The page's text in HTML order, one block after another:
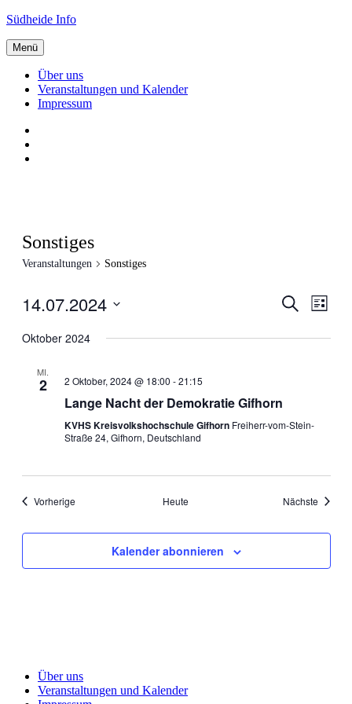
Zum
springen
Südheide Info
Menü
Über uns
Veranstaltungen und Kalender
Impressum
Sonstiges
Veranstaltungen Sonstiges
und
Suche
Liste
14.07.2024
wählen.
Oktober 2024
MI.
2 2 Oktober, 2024 @ 18:00 -21:15
Lange Nacht der Demokratie Gifhorn
KVHS Kreisvolkshochschule Gifhorn Freiherr-vom-Stein-
Straße 24, Gifhorn, Deutschland
VorherigeVeranstaltungen Heute Nächste
Kalender abonnieren
Über uns
Veranstaltungen und Kalender